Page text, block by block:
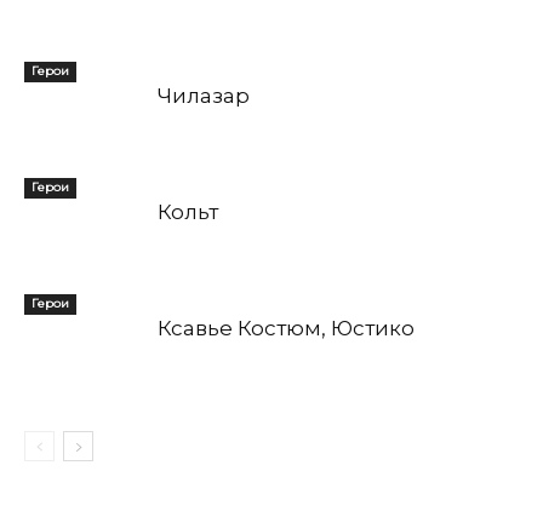
Герои
Чилазар
Герои
Кольт
Герои
Ксавье Костюм, Юстико